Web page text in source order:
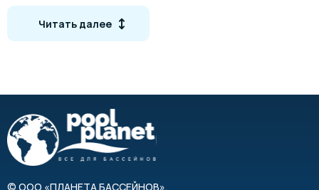
высоколегированная нержавеющая сталь класса AISI
Максимальная производительность агрегата – 63 м3/
Технические характеристики
Лицевые части из полированной нержавеющей
стали AISI 316
Сенсорное управление
2 устройства забора воды, диаметром 200 мм
Читать далее
© ООО «ПЛАНЕТА БАССЕЙНОВ»,